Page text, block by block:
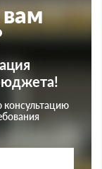
вам
консультацию